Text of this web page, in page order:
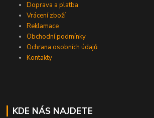
Doprava a platba
Vrácení zboží
Reklamace
Obchodní podmínky
Ochrana osobních údajů
Kontakty
KDE NÁS NAJDETE